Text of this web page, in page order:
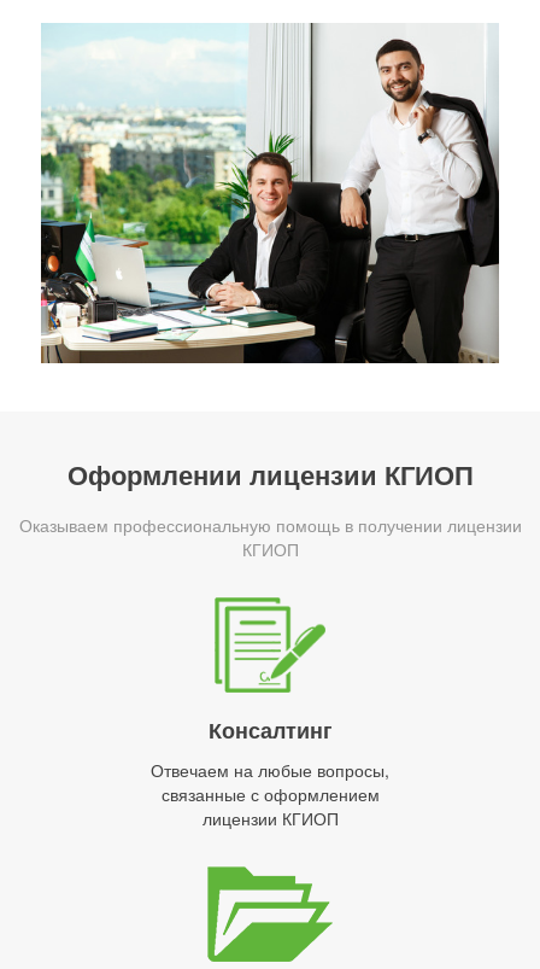
Оформлении лицензии КГИОП
Оказываем профессиональную помощь в получении лицензии
КГИОП
Консалтинг
Отвечаем на любые вопросы,
связанные с оформлением
лицензии КГИОП